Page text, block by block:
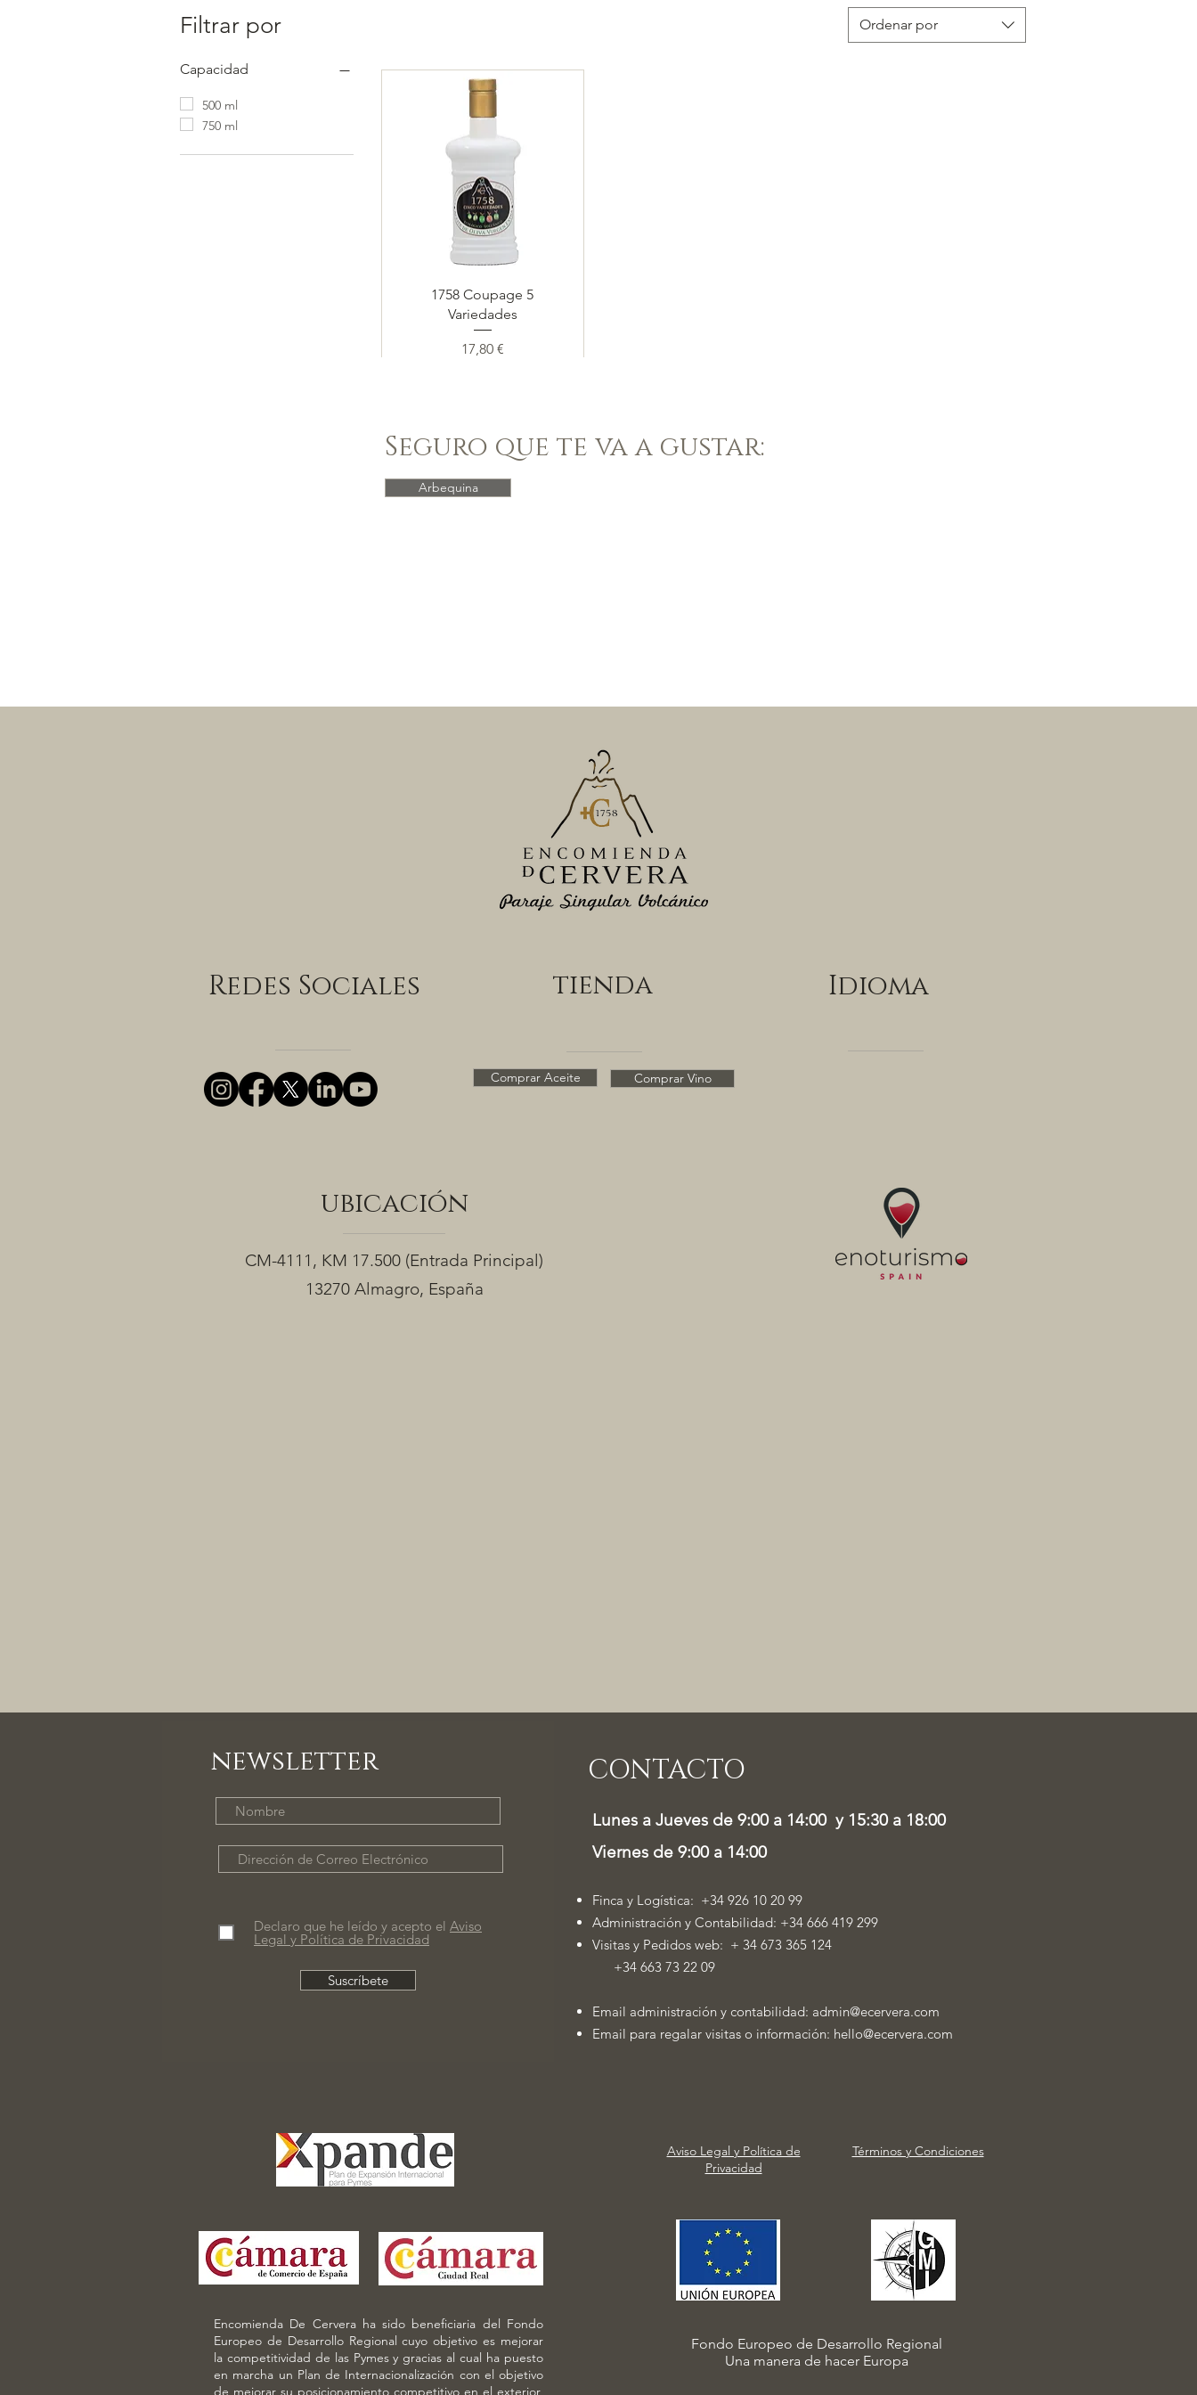
Filtrar por
Capacidad
500 ml
750 ml
Ordenar por
Vista rápida
1758 Coupage 5
Variedades
Precio
17,80 €
Picual
Seguro que te va a gustar:
Arbequina
Redes Sociales Idioma
tienda
Comprar Aceite Comprar Vino
ubicación
CM-4111, KM 17.500 (Entrada Principal)
13270 Almagro, España
newsletter
Declaro que he leído y acepto el Aviso
Legal y Política de Privacidad
Suscríbete
CONTACTO
Lunes a Jueves de 9:00 a 14:00 y 15:30 a 18:00
Viernes de 9:00 a 14:00
Finca y Logística: +34 926 10 20 99
Administración y Contabilidad: +34 666 419 299
Visitas y Pedidos web: + 34 673 365 124
+34 663 73 22 09
Email administración y contabilidad: admin@ecervera.com
Email para regalar visitas o información: hello@ecervera.com
Aviso Legal y Política de
Privacidad
Términos y Condiciones
Encomienda De Cervera ha sido beneficiaria del Fondo
Europeo de Desarrollo Regional cuyo objetivo es mejorar
la competitividad de las Pymes y gracias al cual ha puesto
en marcha un Plan de Internacionalización con el objetivo
de mejorar su posicionamiento competitivo en el exterior,
Fondo Europeo de Desarrollo Regional
Una manera de hacer Europa